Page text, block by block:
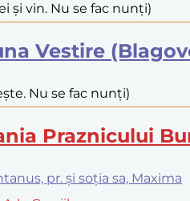
și vin. Nu se fac nunți)
Vestire
Nu se fac nunți)
Praznicului
pr. și soția sa, Maxima